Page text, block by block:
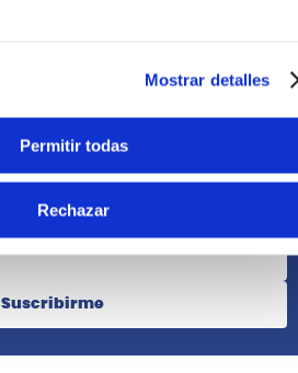
Mostrar detalles
Permitir todas
Rechazar
Suscribirme